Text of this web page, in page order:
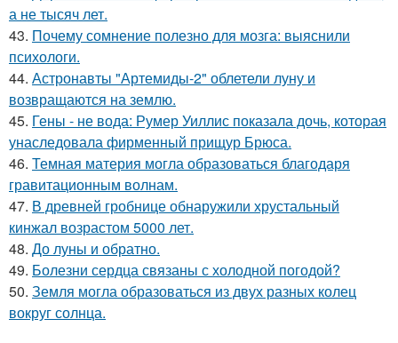
а не тысяч лет.
43. Почему сомнение полезно для мозга: выяснили
психологи.
44. Астронавты "Артемиды-2" облетели луну и
возвращаются на землю.
45. Гены - не вода: Румер Уиллис показала дочь, которая
унаследовала фирменный прищур Брюса.
46. Темная материя могла образоваться благодаря
гравитационным волнам.
47. В древней гробнице обнаружили хрустальный
кинжал возрастом 5000 лет.
48. До луны и обратно.
49. Болезни сердца связаны с холодной погодой?
50. Земля могла образоваться из двух разных колец
вокруг солнца.